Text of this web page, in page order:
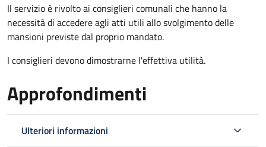
Il servizio è rivolto ai consiglieri comunali che hanno la
necessità di accedere agli atti utili allo svolgimento delle
mansioni previste dal proprio mandato.
I consiglieri devono dimostrarne l'effettiva utilità.
Approfondimenti
Ulteriori informazioni